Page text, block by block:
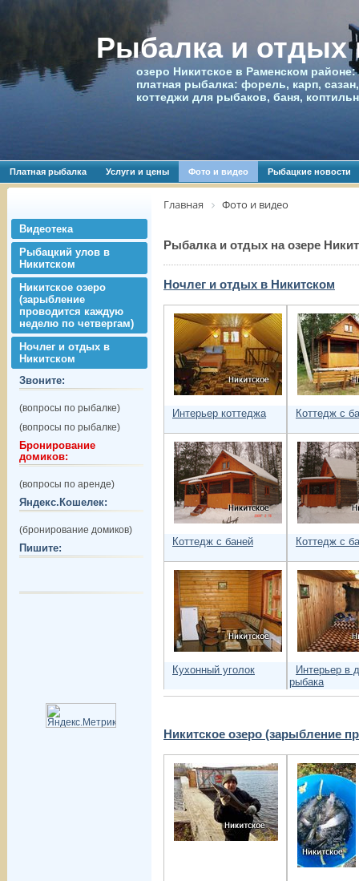
Рыбалка и отдых
озеро Никитское в Раменском
платная рыбалка: форель, карп,
коттеджи для рыбаков, баня,
Платная рыбалка Услуги и цены Фото и видео Рыбацкие новости
Видеотека
Рыбацкий улов в
Никитском
Никитское озеро
(зарыбление
проводится каждую
неделю по четвергам)
Ночлег и отдых в
Никитском
Звоните:
(вопросы по рыбалке)
(вопросы по рыбалке)
Бронирование
домиков:
(вопросы по аренде)
Яндекс.Кошелек:
(бронирование домиков)
Пишите:
Главная Фото и видео
Рыбалка и отдых на озере
Ночлег и отдых в Никитском
Интерьер коттеджа Коттедж с
Коттедж с баней Коттедж с
Кухонный уголок
Интерьер в
рыбака
Никитское озеро (зарыбление